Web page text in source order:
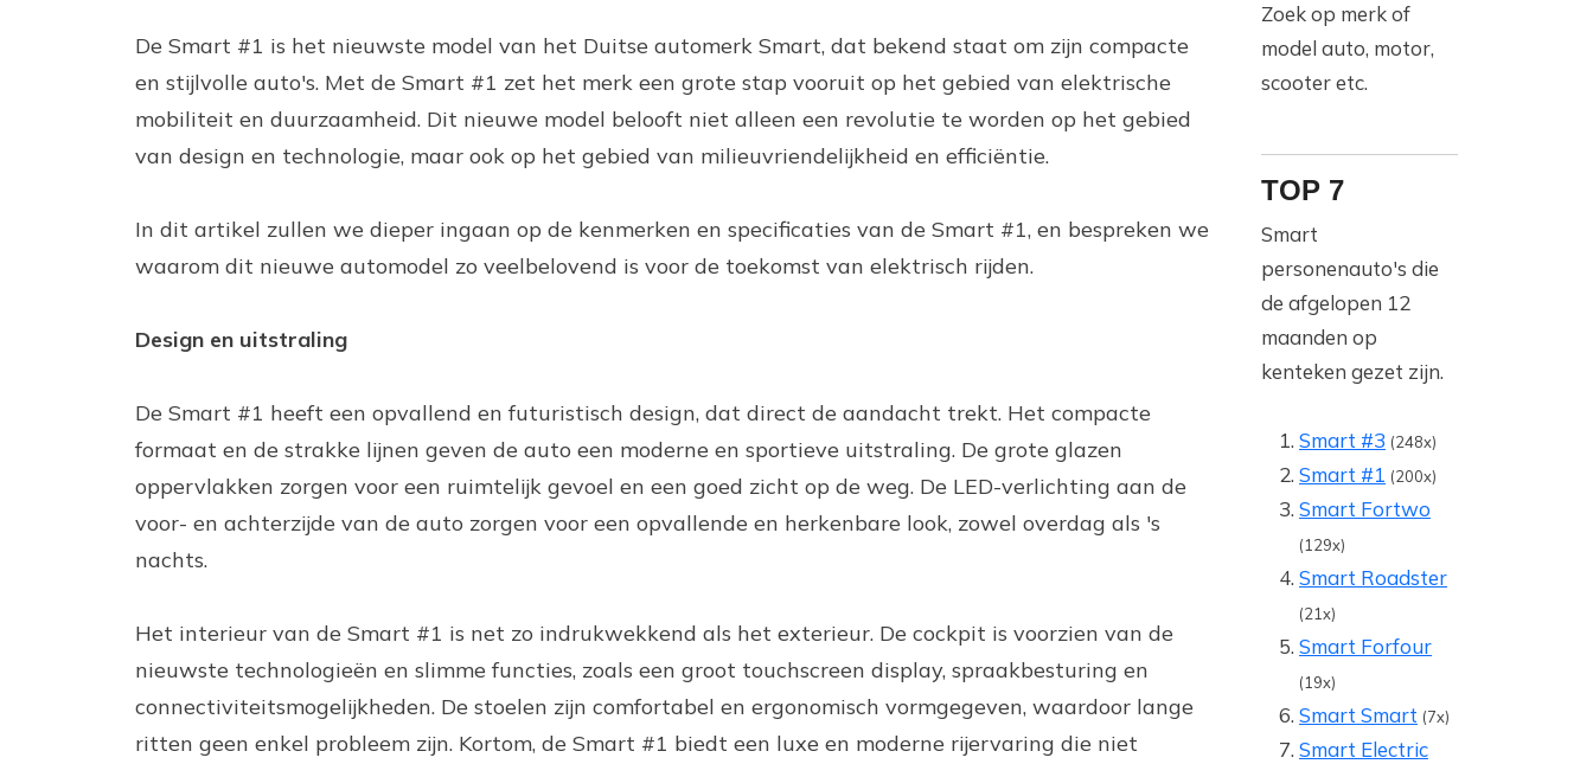
De Smart #1 is het nieuwste model van het Duitse automerk Smart, dat bekend staat om zijn compacte
en stijlvolle auto's. Met de Smart #1 zet het merk een grote stap vooruit op het gebied van elektrische
mobiliteit en duurzaamheid. Dit nieuwe model belooft niet alleen een revolutie te worden op het gebied
van design en technologie, maar ook op het gebied van milieuvriendelijkheid en efficiëntie.
In dit artikel zullen we dieper ingaan op de kenmerken en specificaties van de Smart #1, en bespreken we
waarom dit nieuwe automodel zo veelbelovend is voor de toekomst van elektrisch rijden.
Design en uitstraling
De Smart #1 heeft een opvallend en futuristisch design, dat direct de aandacht trekt. Het compacte
formaat en de strakke lijnen geven de auto een moderne en sportieve uitstraling. De grote glazen
oppervlakken zorgen voor een ruimtelijk gevoel en een goed zicht op de weg. De LED-verlichting aan de
voor- en achterzijde van de auto zorgen voor een opvallende en herkenbare look, zowel overdag als 's
nachts.
Het interieur van de Smart #1 is net zo indrukwekkend als het exterieur. De cockpit is voorzien van de
nieuwste technologieën en slimme functies, zoals een groot touchscreen display, spraakbesturing en
connectiviteitsmogelijkheden. De stoelen zijn comfortabel en ergonomisch vormgegeven, waardoor lange
ritten geen enkel probleem zijn. Kortom, de Smart #1 biedt een luxe en moderne rijervaring die niet
Zoek op merk of
model auto, motor,
scooter etc.
TOP 7
Smart
personenauto's die
de afgelopen 12
maanden op
kenteken gezet zijn.
Smart #3 (248x)
Smart #1 (200x)
Smart Fortwo
(129x)
Smart Roadster
(21x)
Smart Forfour
(19x)
Smart Smart (7x)
Smart Electric